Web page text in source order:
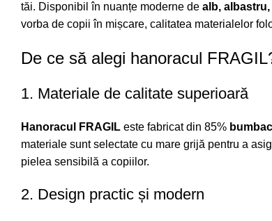
tăi. Disponibil în nuanțe moderne de alb,
vorba de copii în mișcare, calitatea materialelor
De ce să alegi hanoracul
1. Materiale de calitate superioară
Hanoracul FRAGIL este fabricat din 85%
materiale sunt selectate cu mare grijă pentru a
pielea sensibilă a copiilor.
2. Design practic și modern